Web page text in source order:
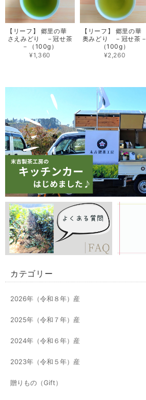
【リーフ】 郷里の華
さえみどり －冠せ茶
－（100g）
¥1,360
【リーフ】 郷里の華
奥みどり －冠せ茶－
（100g）
¥2,260
カテゴリー
2026年（令和８年）産
2025年（令和７年）産
2024年（令和６年）産
2023年（令和５年）産
贈りもの（Gift）